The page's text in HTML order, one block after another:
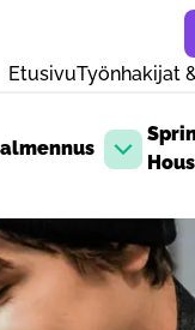
EtusivuTyönhakijat
Avaa